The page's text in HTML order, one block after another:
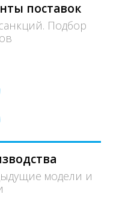
поставок
Подбор
модели и